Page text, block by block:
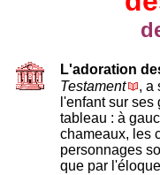
L'adoration
Testament
, a
l'enfant sur
tableau : à
chameaux, les
personnages
que par